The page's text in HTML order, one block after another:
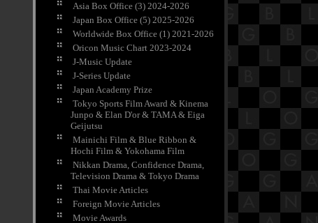
Asia Box Office (3) 2024-2026
Japan Box Office (5) 2025-2026
Worldwide Box Office (1) 2021-2026
Oricon Music Chart 2023-2024
J-Music Update
J-Series Update
Japan Academy Prize
Tokyo Sports Film Award & Kinema
Junpo & Elan D'or & TAMA & Eiga
Geijutsu
Mainichi Film & Blue Ribbon &
Hochi Film & Yokohama Film
Nikkan Drama, Confidence Drama,
Television Drama & Tokyo Drama
Thai Movie Articles
Foreign Movie Articles
Movie Awards